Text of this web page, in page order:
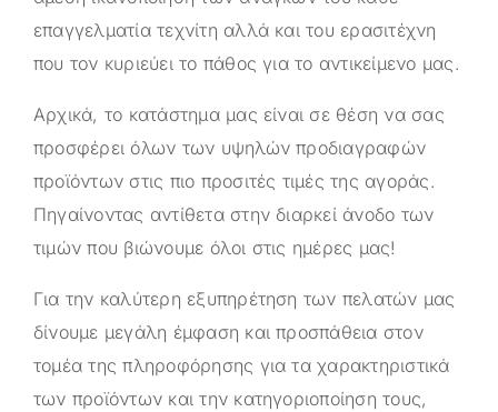
επαγγελματία τεχνίτη αλλά και του ερασιτέχνη
που τον κυριεύει το πάθος για το αντικείμενο μας.
Αρχικά, το κατάστημα μας είναι σε θέση να σας
προσφέρει όλων των υψηλών προδιαγραφών
προϊόντων στις πιο προσιτές τιμές της αγοράς.
Πηγαίνοντας αντίθετα στην διαρκεί άνοδο των
τιμών που βιώνουμε όλοι στις ημέρες μας!
Για την καλύτερη εξυπηρέτηση των πελατών μας
δίνουμε μεγάλη έμφαση και προσπάθεια στον
τομέα της πληροφόρησης για τα χαρακτηριστικά
των προϊόντων και την κατηγοριοποίηση τους,